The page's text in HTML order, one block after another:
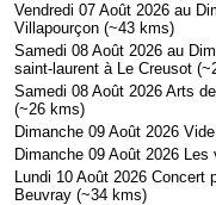
Vendredi 07 Août 2026 au
Villapourçon (~43 kms)
Samedi 08 Août 2026 au
saint-laurent à Le Creusot
Samedi 08 Août 2026 Arts
(~26 kms)
Dimanche 09 Août 2026
Dimanche 09 Août 2026
Lundi 10 Août 2026 Concert
Beuvray (~34 kms)